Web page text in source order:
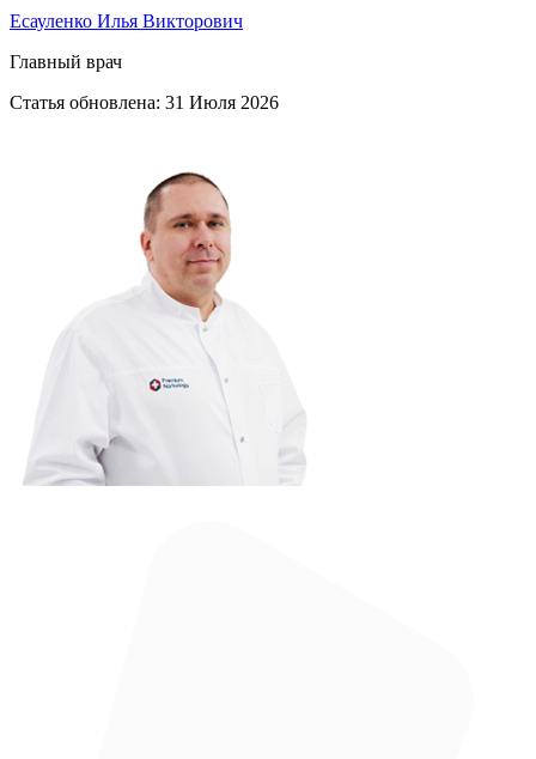
Есауленко Илья Викторович
Главный врач
Статья обновлена: 31 Июля 2026